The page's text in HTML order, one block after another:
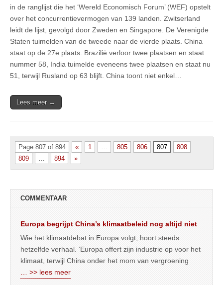
in de ranglijst die het ‘Wereld Economisch Forum’ (WEF) opstelt
over het concurrentievermogen van 139 landen. Zwitserland
leidt de lijst, gevolgd door Zweden en Singapore. De Verenigde
Staten tuimelden van de tweede naar de vierde plaats. China
staat op de 27e plaats. Brazilië verloor twee plaatsen en staat
nummer 58, India tuimelde eveneens twee plaatsen en staat nu
51, terwijl Rusland op 63 blijft. China toont niet enkel…
Lees meer →
Page 807 of 894 « 1 805 806 807
808
809
894 »
COMMENTAAR
Europa begrijpt China’s klimaatbeleid nog altijd niet
Wie het klimaatdebat in Europa volgt, hoort steeds
hetzelfde verhaal. ‘Europa offert zijn industrie op voor het
klimaat, terwijl China onder het mom van vergroening
… >> lees meer